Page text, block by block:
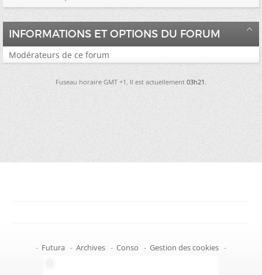
INFORMATIONS ET OPTIONS DU FORUM
Modérateurs de ce forum
Fuseau horaire GMT +1. Il est actuellement03h21.
- Futura - Archives - Conso - Gestion des cookies -